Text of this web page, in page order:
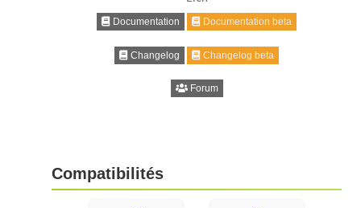
Documentation Documentation beta
Changelog Changelog beta
Forum
Compatibilités